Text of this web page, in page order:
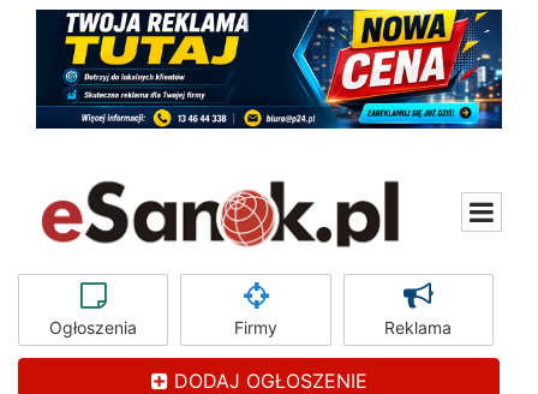
Ogłoszenia Firmy Reklama
DODAJ OGŁOSZENIE